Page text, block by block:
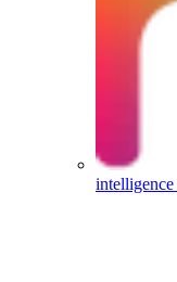
intelligence